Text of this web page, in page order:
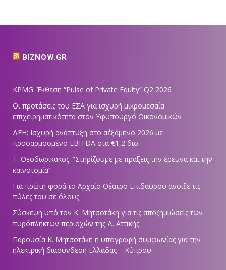
BIZNOW.GR
KPMG: Έκθεση “Pulse of Private Equity” Q2 2026
Οι προτάσεις του ΕΣΑ για ισχυρή μικρομεσαία
επιχειρηματικότητα στον Υφυπουργό Οικονομικών
ΔΕΗ: Ισχυρή ανάπτυξη στο α΄εξάμηνο 2026 με
προσαρμοσμένο EBITDA στα €1,2 δισ.
Τ. Θεοδωρικάκος: “Στηρίζουμε με πράξεις την έρευνα και την
καινοτομία”
Για πρώτη φορά το Αρχαίο Θέατρο Επιδαύρου άνοιξε τις
πύλες του σε όλους
Σύσκεψη υπό τον Κ. Μητσοτάκη για τις αποζημιώσεις των
πυρόπληκτων περιοχών της Δ. Αττικής
Παρουσία Κ. Μητσοτάκη η υπογραφή συμφωνίας για την
ηλεκτρική διασύνδεση Ελλάδας – Κύπρου